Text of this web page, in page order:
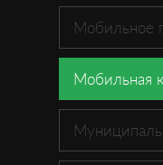
Мобильное
Мобильная